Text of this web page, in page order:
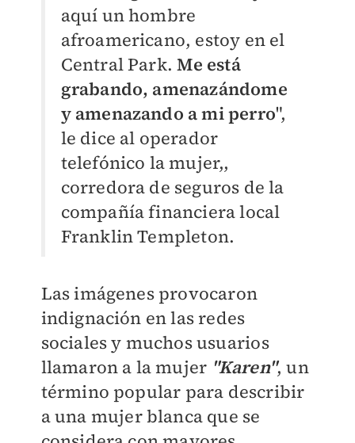
aquí un hombre
afroamericano, estoy en el
Central Park.Me está
grabando, amenazándome
y amenazando a mi perro",
le dice al operador
telefónico la mujer,,
corredora de seguros de la
compañía financiera local
Franklin Templeton.
Las imágenes provocaron
indignación en las redes
sociales y muchos usuarios
llamaron a la mujer "Karen", un
término popular para describir
a una mujer blanca que se